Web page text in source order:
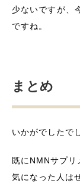
少ないですが、
ですね。
まとめ
いかがでしたで
既にNMNサプリ
気になった人は